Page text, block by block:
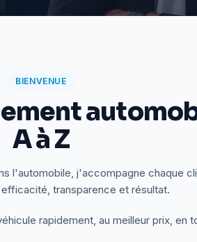
BIENVENUE
A à Z
l'automobile, j'accompagne chaque
transparence et résultat.
rapidement, au meilleur prix, en